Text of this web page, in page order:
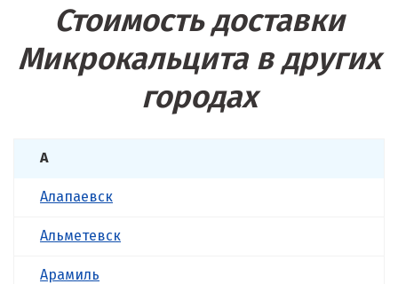
Стоимость доставки
Микрокальцита в других
городах
А
Алапаевск
Альметевск
Арамиль